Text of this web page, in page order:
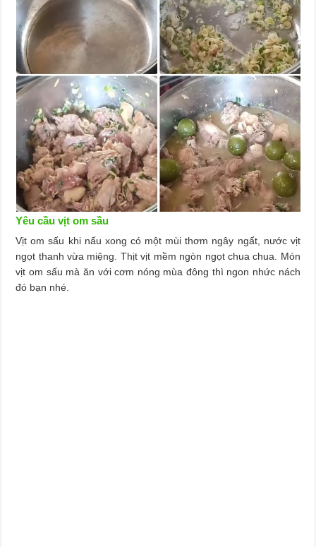
Yêu cầu vịt om sầu
Vịt om sấu khi nấu xong có một mùi thơm ngây ngất, nước vịt
ngọt thanh vừa miệng. Thịt vịt mềm ngòn ngọt chua chua. Món
vịt om sấu mà ăn với cơm nóng mùa đông thì ngon nhức nách
đó bạn nhé.